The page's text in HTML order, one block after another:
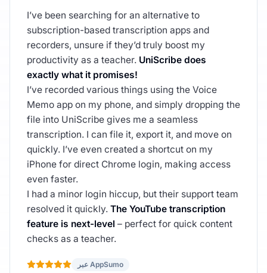
I’ve been searching for an alternative to
subscription-based transcription apps and
recorders, unsure if they’d truly boost my
productivity as a teacher. UniScribe does
exactly what it promises!
I’ve recorded various things using the Voice
Memo app on my phone, and simply dropping the
file into UniScribe gives me a seamless
transcription. I can file it, export it, and move on
quickly. I’ve even created a shortcut on my
iPhone for direct Chrome login, making access
even faster.
I had a minor login hiccup, but their support team
resolved it quickly. The YouTube transcription
feature is next-level – perfect for quick content
checks as a teacher.
عبر AppSumo